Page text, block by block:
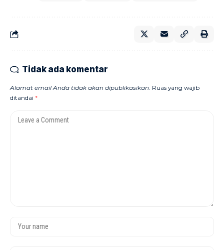
Tidak ada komentar
Alamat email Anda tidak akan dipublikasikan. Ruas yang wajib
ditandai *